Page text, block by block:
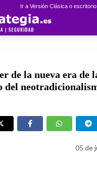
Ir a Versión Clásica o escritorio
de la nueva era de
del
05 de